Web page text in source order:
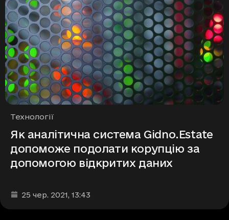
Рубрики
Технології
Як аналітична система Gidno.Estate
допоможе подолати корупцію за
допомогою відкритих даних
Дата та час публікації
25 чер. 2021, 13:43